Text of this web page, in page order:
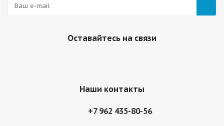
Оставайтесь на связи
Наши контакты
+7 962 435-80-56